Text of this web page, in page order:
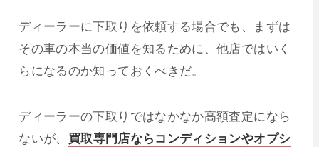
ディーラーに下取りを依頼する場合でも、まずは
その車の本当の価値を知るために、他店ではいく
らになるのか知っておくべきだ。
ディーラーの下取りではなかなか高額査定になら
ないが、 買取専門店ならコンディションやオプシ